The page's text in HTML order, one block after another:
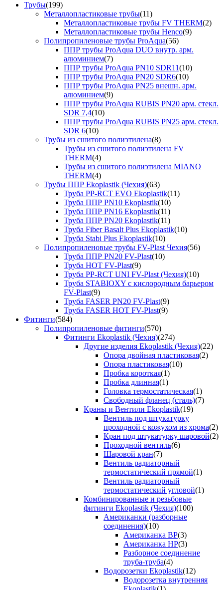
Трубы(199)
Металлопластиковые трубы(11)
Металлопластиковые трубы FV THERM(2)
Металлопластиковые трубы Henco(9)
Полипропиленовые трубы ProAqua(56)
ППР трубы ProAqua DUO внутр. арм.
алюминием(7)
ППР трубы ProAqua PN10 SDR11(10)
ППР трубы ProAqua PN20 SDR6(10)
ППР трубы ProAqua PN25 внешн. арм.
алюминием(9)
ППР трубы ProAqua RUBIS PN20 арм. стекл.
SDR 7,4(10)
ППР трубы ProAqua RUBIS PN25 арм. стекл.
SDR 6(10)
Трубы из сшитого полиэтилена(8)
Трубы из сшитого полиэтилена FV
THERM(4)
Трубы из сшитого полиэтилена MIANO
THERM(4)
Трубы ППР Ekoplastik (Чехия)(63)
Труба PP-RCT EVO Ekoplastik(11)
Труба ППР PN10 Ekoplastik(10)
Труба ППР PN16 Ekoplastik(11)
Труба ППР PN20 Ekoplastik(11)
Труба Fiber Basalt Plus Ekoplastik(10)
Труба Stabi Plus Ekoplastik(10)
Полипропиленовые трубы FV-Plast Чехия(56)
Труба ППР PN20 FV-Plast(10)
Труба HOT FV-Plast(9)
Труба PP-RCT UNI FV-Plast (Чехия)(10)
Труба STABIOXY с кислородным барьером
FV-Plast(9)
Труба FASER PN20 FV-Plast(9)
Труба FASER HOT FV-Plast(9)
Фитинги(584)
Полипропиленовые фитинги(570)
Фитинги Ekoplastik (Чехия)(274)
Другие изделия Ekoplastik (Чехия)(22)
Опора двойная пластиковая(2)
Опора пластиковая(10)
Пробка короткая(1)
Пробка длинная(1)
Головка термостатическая(1)
Свободный фланец (сталь)(7)
Краны и Вентили Ekoplastik(19)
Вентиль под штукатурку
проходной с кожухом из хрома(2)
Кран под штукатурку шаровой(2)
Проходной вентиль(6)
Шаровой кран(7)
Вентиль радиаторный
термостатический прямой(1)
Вентиль радиаторный
термостатический угловой(1)
Комбинированные и резьбовые
фитинги Ekoplastik (Чехия)(100)
Американки (разборные
соединения)(10)
Американка ВР(3)
Американка НР(3)
Разборное соединение
труба-труба(4)
Водорозетки Ekoplastik(12)
Водорозетка внутренняя